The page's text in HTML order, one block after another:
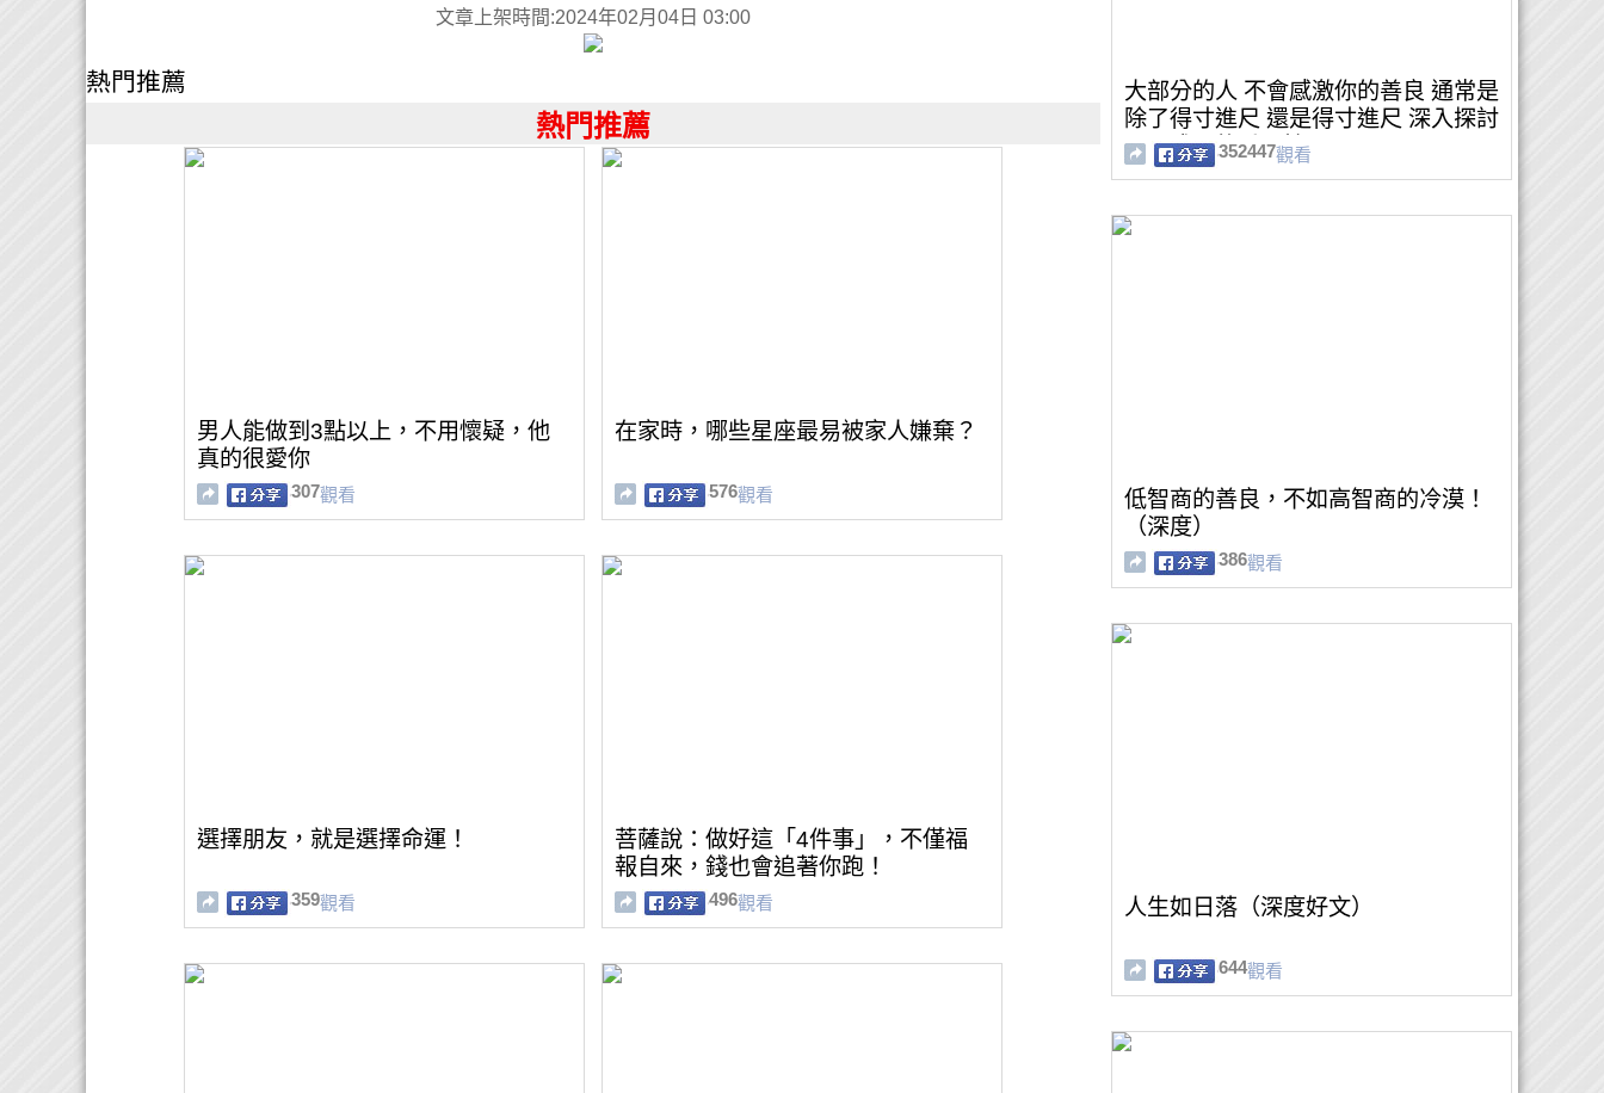
文章上架時間:2024年02月04日 03:00
熱門推薦
熱門推薦
男人能做到3點以上，不用懷疑，他
真的很愛你
307觀看
在家時，哪些星座最易被家人嫌棄？
576觀看
選擇朋友，就是選擇命運！
359觀看
菩薩說：做好這「4件事」，不僅福
報自來，錢也會追著你跑！
496觀看
大部分的人 不會感激你的善良 通常是
除了得寸進尺 還是得寸進尺 深入探討
心靈成長的重要性
352447觀看
低智商的善良，不如高智商的冷漠！
（深度）
386觀看
人生如日落（深度好文）
644觀看